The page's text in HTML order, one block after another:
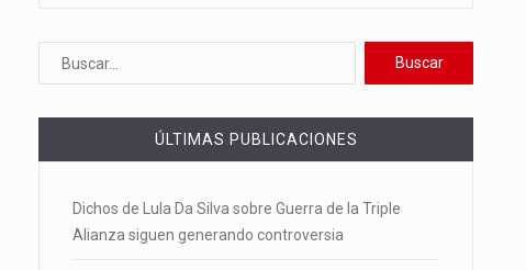
ÚLTIMAS PUBLICACIONES
Dichos de Lula Da Silva sobre Guerra de la Triple
Alianza siguen generando controversia